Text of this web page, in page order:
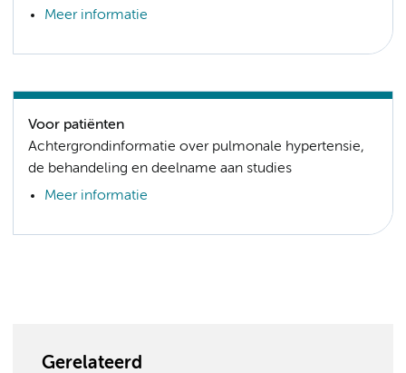
Meer informatie
Voor patiënten
Achtergrondinformatie over pulmonale hypertensie,
de behandeling en deelname aan studies
Meer informatie
Gerelateerd